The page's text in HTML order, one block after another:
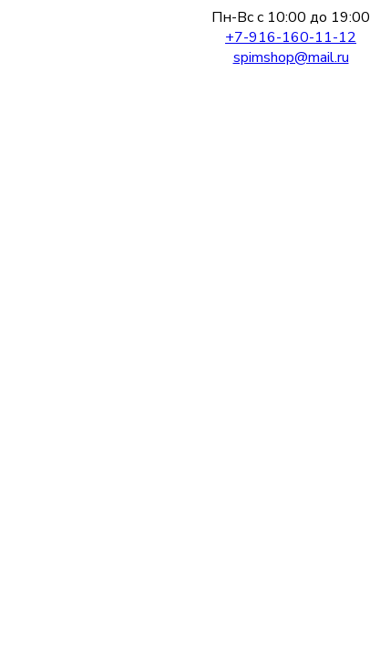
Пн-Вс с 10:00 до 19:00
+7-916-160-11-12
spimshop@mail.ru